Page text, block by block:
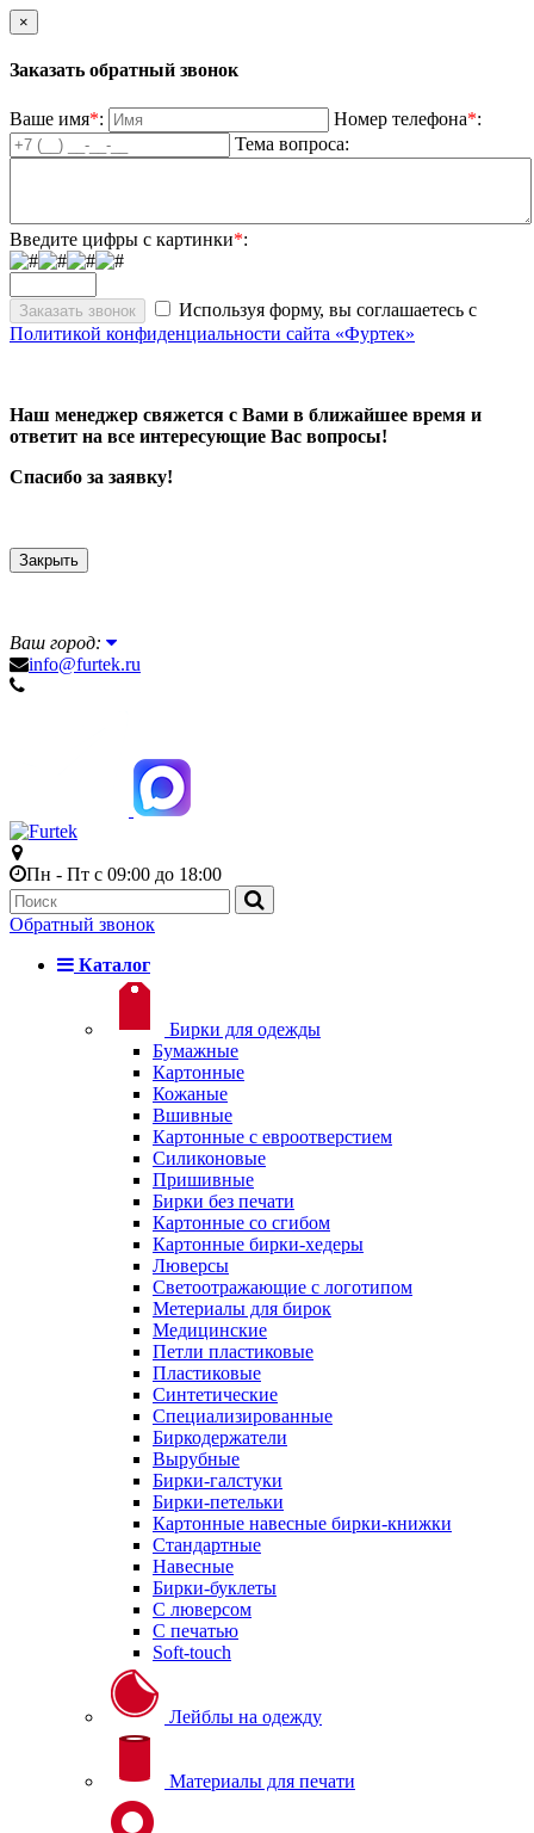
×
Заказать обратный звонок
Ваше имя*: Номер телефона*:
Тема вопроса:
Введите цифры с картинки*:
Используя форму, вы соглашаетесь с
Политикой конфиденциальности сайта «Фуртек»
Наш менеджер свяжется с Вами в ближайшее время и
ответит на все интересующие Вас вопросы!
Спасибо за заявку!
Закрыть
Ваш город:
info@furtek.ru
Пн - Пт с 09:00 до 18:00
Обратный звонок
Каталог
Бирки для одежды
Бумажные
Картонные
Кожаные
Вшивные
Картонные с евроотверстием
Силиконовые
Пришивные
Бирки без печати
Картонные со сгибом
Картонные бирки-хедеры
Люверсы
Светоотражающие с логотипом
Метериалы для бирок
Медицинские
Петли пластиковые
Пластиковые
Синтетические
Специализированные
Биркодержатели
Вырубные
Бирки-галстуки
Бирки-петельки
Картонные навесные бирки-книжки
Стандартные
Навесные
Бирки-буклеты
С люверсом
С печатью
Soft-touch
Лейблы на одежду
Материалы для печати